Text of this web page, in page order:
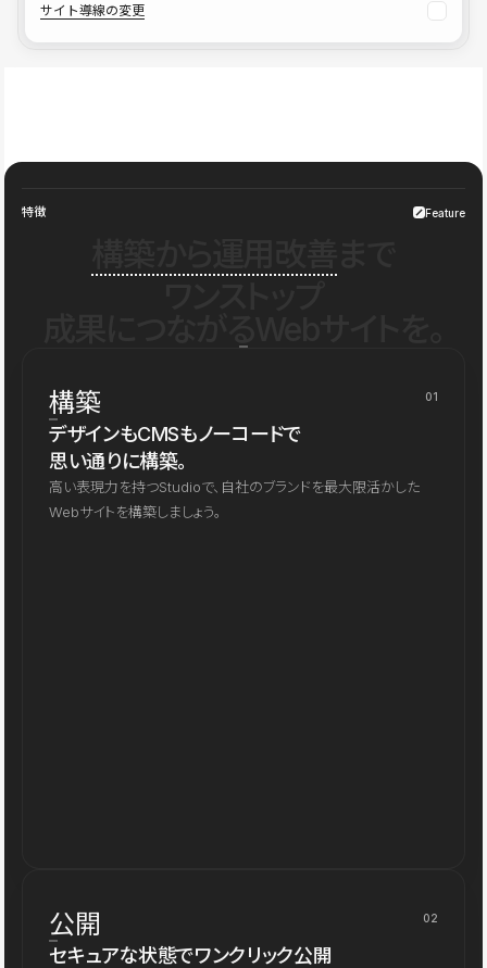
サイト導線の変更
特徴 Feature
構築 01
デザインもCMSもノーコードで
思い通りに構築。
高い表現力を持つStudioで、自社のブランドを最大限活かした
Webサイトを構築しましょう。
公開 02
セキュアな状態でワンクリック公開